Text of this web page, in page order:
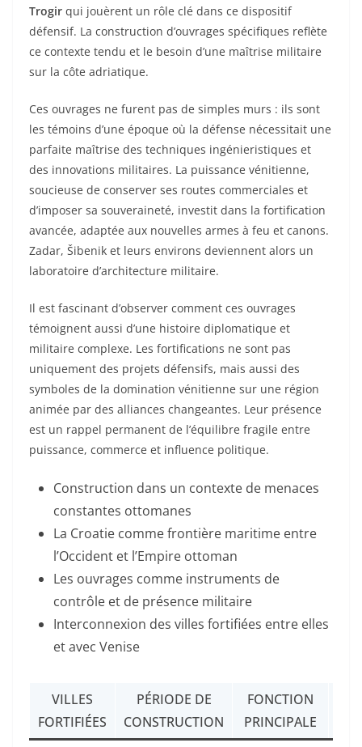
Trogir qui jouèrent un rôle clé dans ce dispositif
défensif. La construction d’ouvrages spécifiques reflète
ce contexte tendu et le besoin d’une maîtrise militaire
sur la côte adriatique.
Ces ouvrages ne furent pas de simples murs : ils sont
les témoins d’une époque où la défense nécessitait une
parfaite maîtrise des techniques ingénieristiques et
des innovations militaires. La puissance vénitienne,
soucieuse de conserver ses routes commerciales et
d’imposer sa souveraineté, investit dans la fortification
avancée, adaptée aux nouvelles armes à feu et canons.
Zadar, Šibenik et leurs environs deviennent alors un
laboratoire d’architecture militaire.
Il est fascinant d’observer comment ces ouvrages
témoignent aussi d’une histoire diplomatique et
militaire complexe. Les fortifications ne sont pas
uniquement des projets défensifs, mais aussi des
symboles de la domination vénitienne sur une région
animée par des alliances changeantes. Leur présence
est un rappel permanent de l’équilibre fragile entre
puissance, commerce et influence politique.
Construction dans un contexte de menaces
constantes ottomanes
La Croatie comme frontière maritime entre
l’Occident et l’Empire ottoman
Les ouvrages comme instruments de
contrôle et de présence militaire
Interconnexion des villes fortifiées entre elles
et avec Venise
VILLES
FORTIFIÉES
PÉRIODE DE
CONSTRUCTION
FONCTION
PRINCIPALE